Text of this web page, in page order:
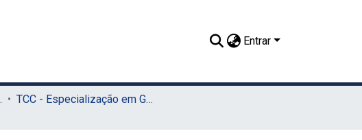
Entrar
TCC - Especialização em Gestão Pública Municipal (UAEADTec)